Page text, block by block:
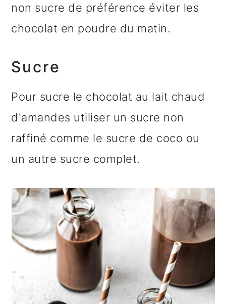
non sucre de préférence éviter les
chocolat en poudre du matin.
Sucre
Pour sucre le chocolat au lait chaud
d'amandes utiliser un sucre non
raffiné comme le sucre de coco ou
un autre sucre complet.